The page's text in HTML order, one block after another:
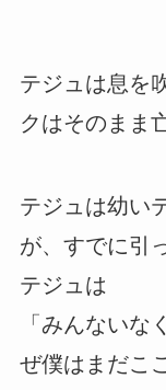
テジュは息を
クはそのまま
テジュは幼い
が、すでに引
テジュは
「みんないな
ぜ僕はまだこ